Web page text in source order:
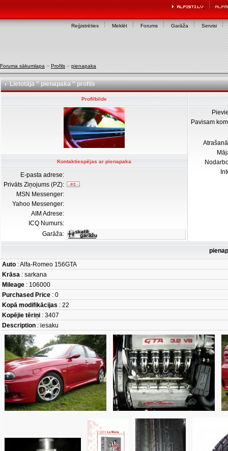
Reģistrēties Meklēt Forums Garāža Servisi
Foruma sākumlapa » Profils » pienapaka
Lietotāja " pienapaka " profils
Profilbilde
Pavisam
Kontaktiespējas ar pienapaka
E-pasta adrese:
Privāts Ziņojums (PZ):
MSN Messenger:
Yahoo Messenger:
AIM Adrese:
ICQ Numurs:
Garāža:
Auto : Alfa-Romeo 156GTA
Krāsa : sarkana
Mileage : 106000
Purchased Price : 0
Kopā modifikācijas : 22
Kopējie tēriņi : 3407
Description : iesaku